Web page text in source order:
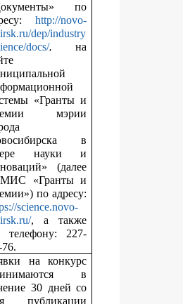
по
http://novo-
dep/industry
docs/,на
«Гранты и
мэрии
в
науки и
(далее
«Гранты и
по адресу:
science.novo-
, а также
телефону: 227-
76.
на конкурс
в
30 дней со
публикации